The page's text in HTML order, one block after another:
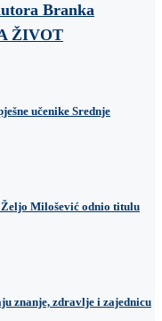
Branka
ŽIVOT
učenike Srednje
Milošević odnio titulu
znanje, zdravlje i zajednicu